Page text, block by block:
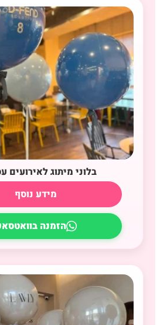
בלוני מיתוג לאירועים
מידע נוסף
הזמנה